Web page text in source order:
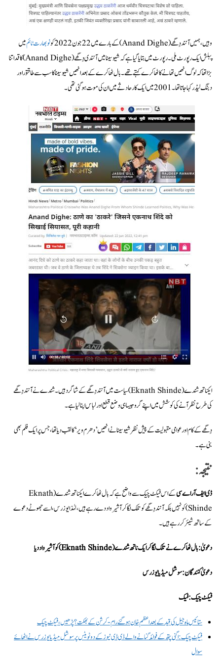
وہیں، ہمیں آنند دِگھے (Anand Dighe)کے بارے میں 22 جون 2022 کو نو بھارت ٹائممیں
پبلش ایک رپورٹ ملی۔ رپورٹ میں بتایا گیا ہے کہ شیوسینا میں آنندی دِگھے (Anand Dighe) کا قد اتنا
بڑا تھا کہ لوگ انھیں تھانے کا ٹھاکرے کہتے تھے۔ بال ٹھاکرے کے بعد انھیں شیوسینا کا سب سے طاقتور اور
دبنگ لیڈر کہا جاتا تھا۔ 2001 میں ایک کار حادثے میں ان کی موت ہو گئی تھی۔
ایکناتھ شندے (Eknath Shinde) سیاست میں آنند دِگھے کے شاگرد ہیں۔ شندے نے آنند دِگھے
کی طرح نظر آنے کی کوشش میں اپنے گرو جیسا ہی وضع قطع اور لباس اپنا لیا ہے۔
دِگھے کے کام اور عوامی مقبولیت کے پیش نظر شیو سینا نے انھیں’دھرم ویر ‘کا لقب دیا تھا، جس پرایک فلم بھی
بنی ہے۔
نتیجہ:
ڈی ایف آر اے سی
کے اس فیکٹ چیک سے واضح ہے کہ بال ٹھاکرے ایکناتھ شندے (Eknath
Shinde) کو نہیں بلکہ آنند دِگھے کو تلک لگا کر آشیرواد دے رہے ہیں، لہٰذا یوزر س، اسے جھوٹے دعوے
کے ساتھ شیئر کر رہے ہیں۔
دعویٰ: بال ٹھاکرے نے تلک لگا کر ایک ناتھ شندے (Eknath Shinde) کو آشیرواد دیا
دعویٰ کنندگان: سوشل میڈیا یوزرس
فیکٹ چیک: فیک
ستائیس ماہ جیل کی قید کے بعد اعظم خان ہو گئے رام-کرشن کے بھکت؟ پڑھیں، فیکٹ چیک
فیکٹ چیک: اگنی پتھ کے فوائد گنانے والے ڈی ڈی نیوز کے دو ٹویٹس پر سوشل میڈیا یوزرس نے اٹھائے
سوال